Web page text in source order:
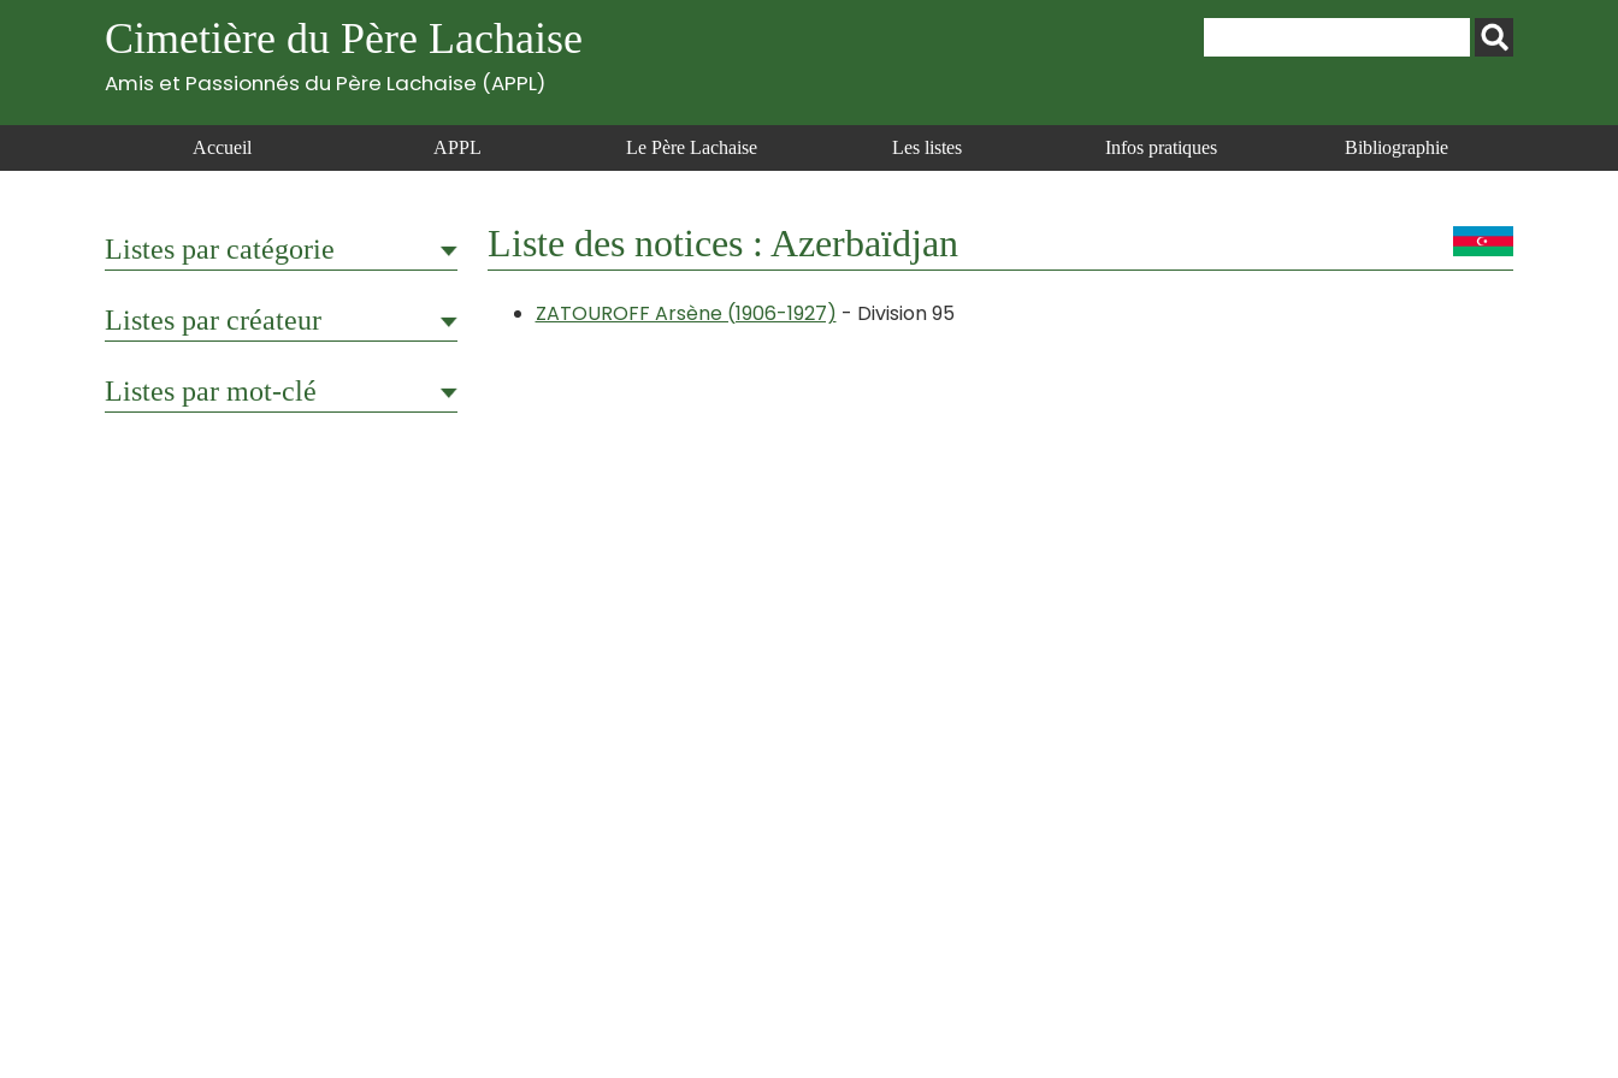
Cimetière du Père Lachaise
Amis et Passionnés du Père Lachaise (APPL)
Accueil APPL Le Père Lachaise Les listes Infos pratiques Bibliographie
Listes par catégorie
Listes par créateur
Listes par mot-clé
Liste des notices : Azerbaïdjan
ZATOUROFF Arsène (1906-1927) - Division 95